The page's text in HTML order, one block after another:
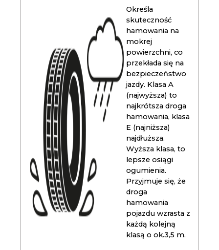
Określa
skuteczność
hamowania na
mokrej
powierzchni, co
przekłada się na
bezpieczeństwo
jazdy. Klasa A
(najwyższa) to
najkrótsza droga
hamowania, klasa
E (najniższa)
najdłuższa.
Wyższa klasa, to
lepsze osiągi
ogumienia.
Przyjmuje się, że
droga
hamowania
pojazdu wzrasta z
każdą kolejną
klasą o ok.3,5 m.